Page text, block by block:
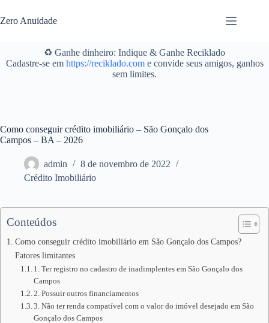
para
o
Zero Anuidade
♻️ Ganhe dinheiro: Indique & Ganhe Reciklado
Cadastre-se em https://reciklado.come convide seus amigos, ganhos
sem limites.
Como conseguir crédito imobiliário – São Gonçalo dos
Campos – BA – 2026
admin
8 de novembro de 2022
Crédito Imobiliário
Conteúdos
Como conseguir crédito imobiliário em São Gonçalo dos Campos?
Fatores limitantes
1. Ter registro no cadastro de inadimplentes em São Gonçalo dos
Campos
2. Possuir outros financiamentos
3. Não ter renda compatível com o valor do imóvel desejado em São
Gonçalo dos Campos